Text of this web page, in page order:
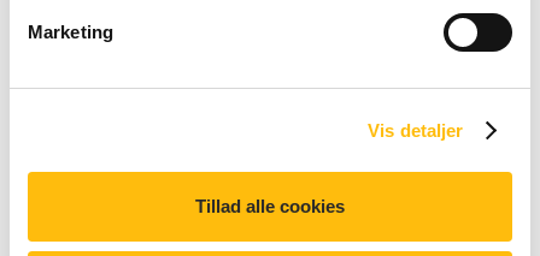
Marketing
Vis detaljer
Tillad alle cookies